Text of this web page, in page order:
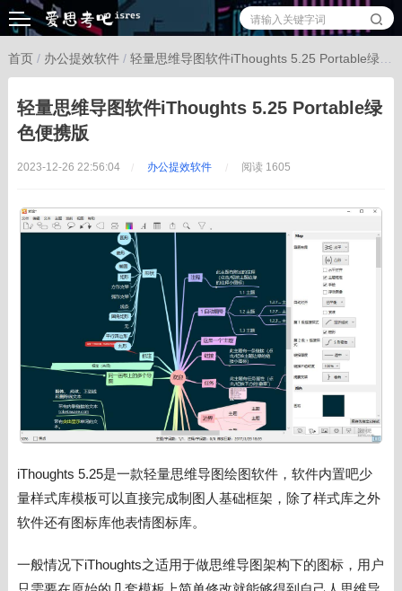
首页/ 办公提效软件/ 轻量思维导图软件iThoughts 5.25 Portable绿色便携版
轻量思维导图软件iThoughts 5.25 Portable绿
色便携版
2023-12-26 22:56:04 办公提效软件 阅读 1605
iThoughts 5.25是一款轻量思维导图绘图软件，软件内置吧少
量样式库模板可以直接完成制图人基础框架，除了样式库之外
软件还有图标库他表情图标库。
一般情况下iThoughts之适用于做思维导图架构下的图标，用户